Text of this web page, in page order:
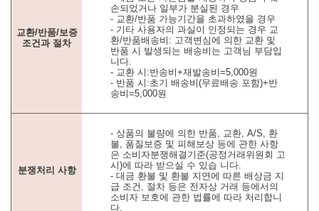
교환/반품/보증
조건과 절차
손되었거나 일부가 분실된 경우
- 교환/반품 가능기간을 초과하였을 경우
- 기타 사용자의 과실이 인정되는 경우 교
환/반품배송비: 고객변심에 의한 교환 및
반품 시 발생되는 배송비는 고객님 부담입
니다.
- 교환 시:반송비+재발송비=5,000원
- 반품 시:초기 배송비(무료배송 포함)+반
송비=5,000원
분쟁처리 사항
- 상품의 불량에 의한 반품, 교환, A/S, 환
불, 품질보증 및 피해보상 등에 관한 사항
은 소비자분쟁해결기준(공정거래위원회 고
시)에 따라 받으실 수 있습 니다.
- 대금 환불 및 환불 지연에 따른 배상금 지
급 조건, 절차 등은 전자상 거래 등에서의
소비자 보호에 관한 법률에 따라 처리합니
다.